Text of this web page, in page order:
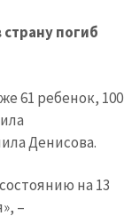
погиб
61 ребенок, 100
Денисова.
на 13
–